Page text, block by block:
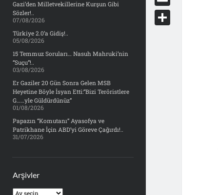
Gazi’den Milletvekillerine Kurşun Gibi
Sözler!..
07/08/2026
Türkiye 2.0’a Gidiş!..
05/08/2026
15 Temmuz Soruları… Nasuh Mahruki’nin
“Suçu”!..
03/08/2026
Er Gaziler 20 Gün Sonra Gelen MSB
Heyetine Böyle İsyan Etti:“Bizi Teröristlere
G……yle Güldürdünüz”
01/08/2026
Papazın “Komutanı” Ayasofya ve
Patrikhane İçin ABD’yi Göreve Çağırdı!..
31/07/2026
Arşivler
Arşivler
y
db
d
d
o
c
E